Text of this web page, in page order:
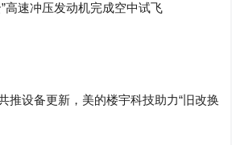
”高速冲压发动机完成空中试飞
推设备更新，美的楼宇科技助力“旧改换